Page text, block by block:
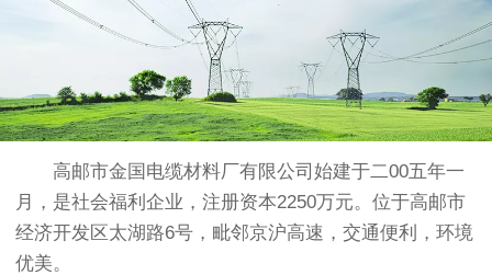
高邮市金国电缆材料厂有限公司始建于二00五年一
月，是社会福利企业，注册资本2250万元。位于高邮市
经济开发区太湖路6号，毗邻京沪高速，交通便利，环境
优美。